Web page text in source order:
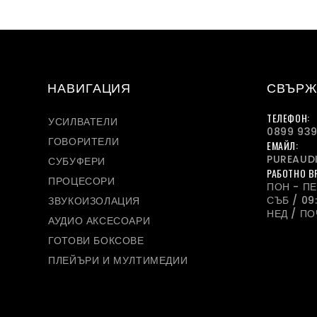
НАВИГАЦИЯ
УСИЛВАТЕЛИ
ГОВОРИТЕЛИ
СУБУФЕРИ
ПРОЦЕСОРИ
ЗВУКОИЗОЛАЦИЯ
АУДИО АКСЕСОАРИ
ГОТОВИ БОКСОВЕ
ПЛЕЙЪРИ И МУЛТИМЕДИИ
ТЕЛЕФОН:
0899
ЕМАЙЛ:
РАБОТНО
ПОН -
СЪБ /
НЕД /